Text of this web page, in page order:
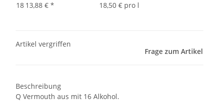
18 13,88 € * 18,50 € pro l
Artikel vergriffen
Frage zum Artikel
Beschreibung
Q Vermouth aus mit 16 Alkohol.